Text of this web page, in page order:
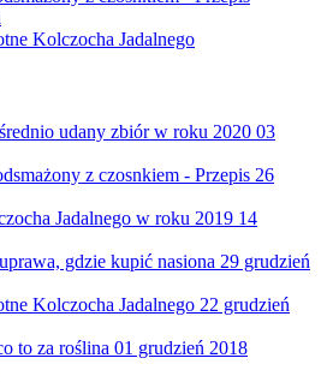
Kolczocha Jadalnego
udany zbiór w roku 2020 03
z czosnkiem - Przepis 26
Jadalnego w roku 2019 14
gdzie kupić nasiona 29 grudzień
Kolczocha Jadalnego 22 grudzień
to za roślina 01 grudzień 2018